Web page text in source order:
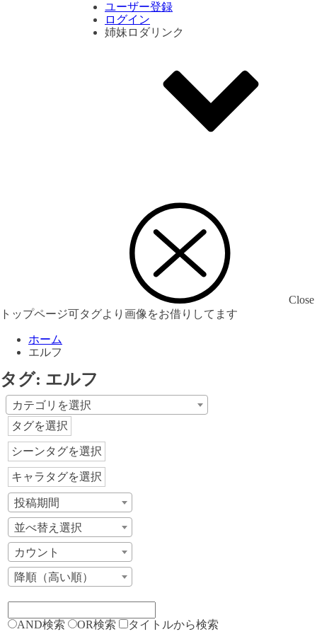
ユーザー登録
ログイン
姉妹ロダリンク
Close
トップページ可タグより画像をお借りしてます
ホーム
エルフ
タグ: エルフ
カテゴリを選択
タグを選択
シーンタグを選択
キャラタグを選択
投稿期間
並べ替え選択
カウント
降順（高い順）
AND検索 OR検索 タイトルから検索